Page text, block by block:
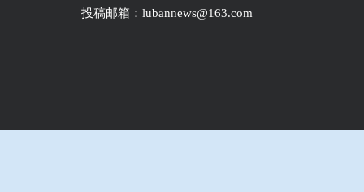
投稿邮箱：lubannews@163.com